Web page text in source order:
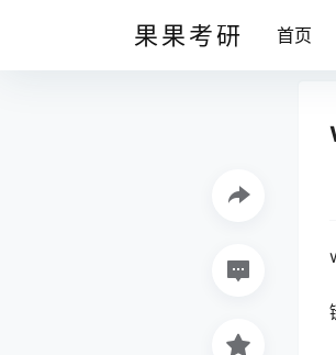
果果考研 首页